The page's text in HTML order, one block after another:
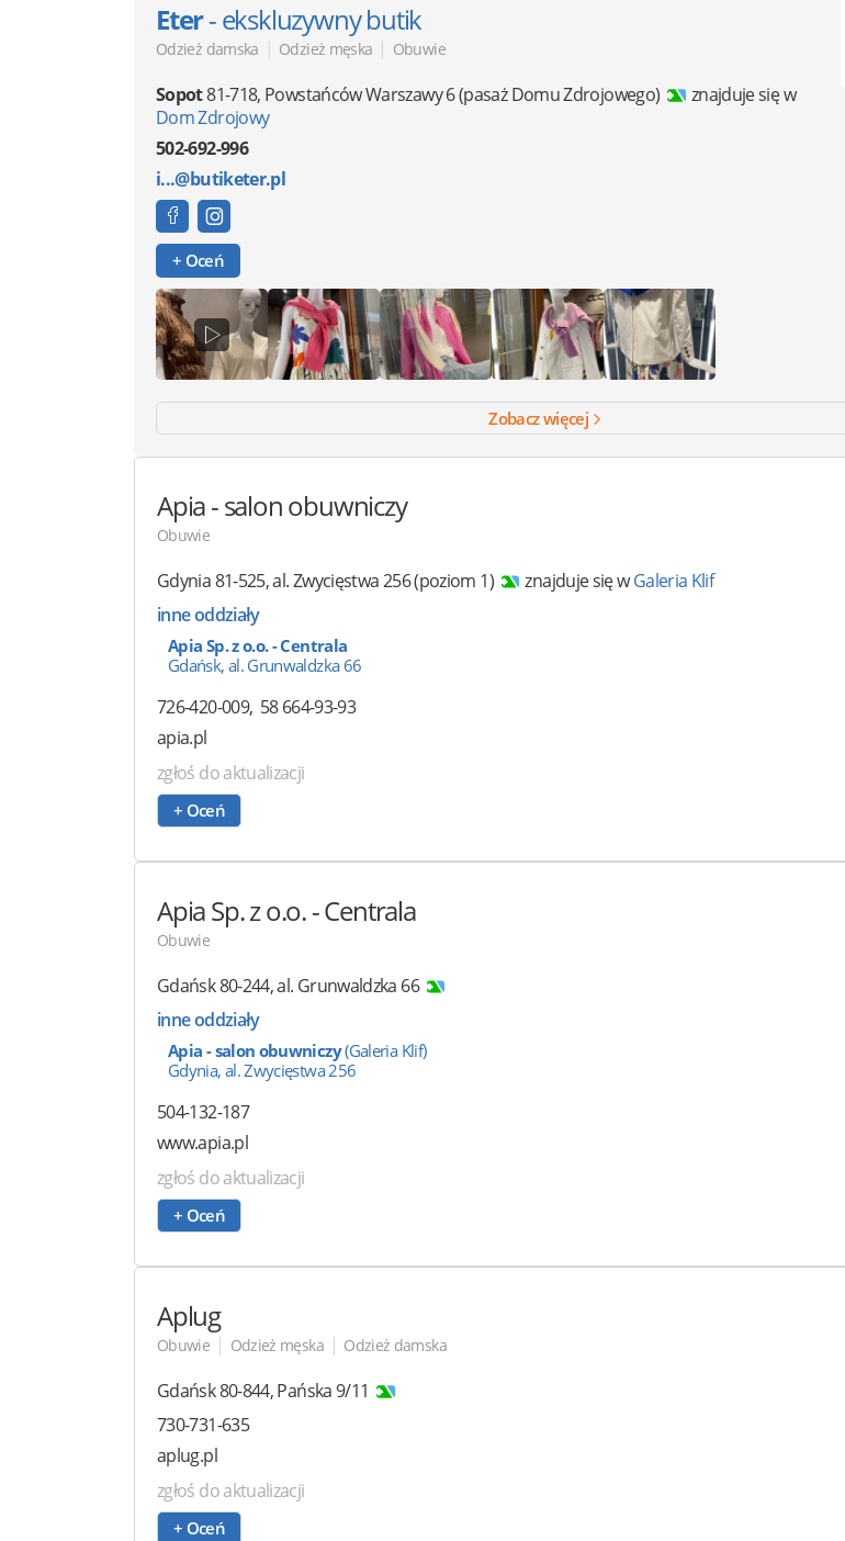
Eter- ekskluzywny butik
Odzież damska | Odzież męska | Obuwie
Sopot81-718, Powstańców Warszawy 6(pasaż Domu Zdrojowego)
znajduje się w
Dom Zdrojowy
502-692-996
i...@butiketer.pl
+ Oceń
Zobacz więcej
Apia- salon obuwniczy
Obuwie
Gdynia81-525,al. Zwycięstwa 256(poziom 1) znajduje się wGaleria Klif
inne oddziały
Apia Sp. z o.o. - Centrala
Gdańsk, al. Grunwaldzka 66
726-420-009 58 664-93-93
apia.pl
zgłoś do aktualizacji
+ Oceń
Apia Sp. z o.o.- Centrala
Obuwie
Gdańsk80-244,al. Grunwaldzka 66
inne oddziały
Apia - salon obuwniczy(Galeria Klif)
Gdynia, al. Zwycięstwa 256
504-132-187
www.apia.pl
zgłoś do aktualizacji
+ Oceń
Aplug
Obuwie | Odzież męska | Odzież damska
Gdańsk80-844,Pańska 9/11
730-731-635
aplug.pl
zgłoś do aktualizacji
+ Oceń